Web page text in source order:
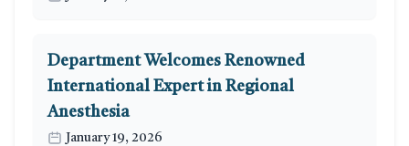
Department Welcomes Renowned
International Expert in Regional
Anesthesia
January 19, 2026